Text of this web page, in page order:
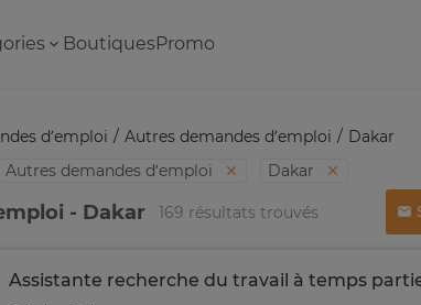
BoutiquesPromo
d’emploi Autres demandes d’emploi
Dakar
Autres demandes d’emploi Dakar
- Dakar 169 résultats trouvés
Assistante recherche du travail à temps